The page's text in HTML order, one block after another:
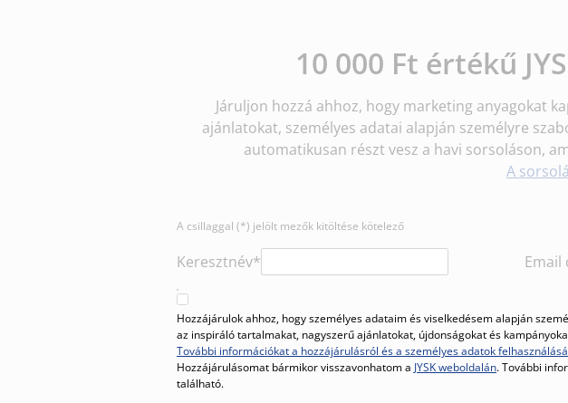
10 000 Ft értékű
Járuljon hozzá ahhoz, hogy marketing anyagokat
ajánlatokat, személyes adatai alapján személyre
automatikusan részt vesz a havi sorsoláson,
A
A csillaggal (*) jelölt mezők kitöltése kötelező
Keresztnév* Email
Hozzájárulok ahhoz, hogy személyes adataim és viselkedésem alapján
az inspiráló tartalmakat, nagyszerű ajánlatokat, újdonságokat és
További információkat a hozzájárulásról és a személyes adatok
Hozzájárulásomat bármikor visszavonhatom a JYSK weboldalán. További
található.